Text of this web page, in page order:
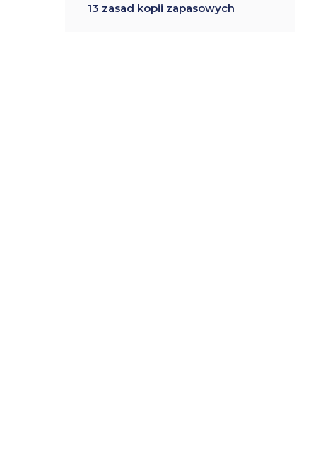
13 zasad kopii zapasowych